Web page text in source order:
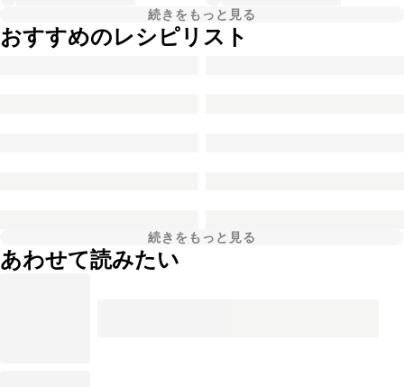
続きをもっと見る
おすすめのレシピリスト
続きをもっと見る
あわせて読みたい